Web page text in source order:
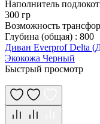
Наполнитель
300 гр
Возможность
Глубина (общая) : 800
Диван Everprof Delta
Экокожа Черный
Быстрый просмотр